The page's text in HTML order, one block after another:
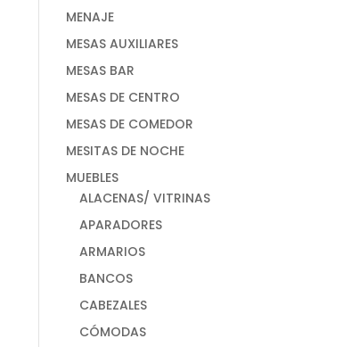
MENAJE
MESAS AUXILIARES
MESAS BAR
MESAS DE CENTRO
MESAS DE COMEDOR
MESITAS DE NOCHE
MUEBLES
ALACENAS/ VITRINAS
APARADORES
ARMARIOS
BANCOS
CABEZALES
CÓMODAS